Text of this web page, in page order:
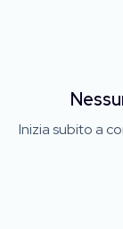
Inizia subito a